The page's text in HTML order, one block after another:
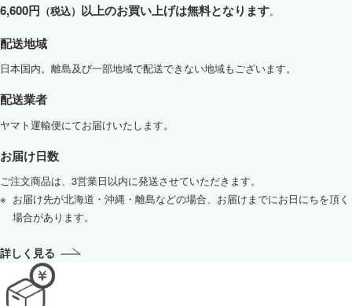
6,600円 （税込） 以上のお買い上げは無料となります。
配送地域
日本国内。離島及び一部地域で配送できない地域もございます。
配送業者
ヤマト運輸便にてお届けいたします。
お届け日数
ご注文商品は、3営業日以内に発送させていただきます。
お届け先が北海道・沖縄・離島などの場合、お届けまでにお日にちを頂く
場合があります。
詳しく見る